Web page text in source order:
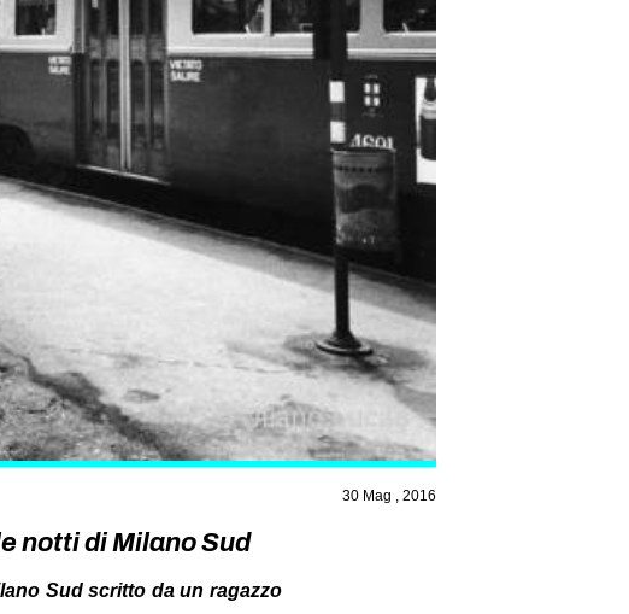
30 Mag , 2016
notti di Milano Sud
Sud scritto da un ragazzo